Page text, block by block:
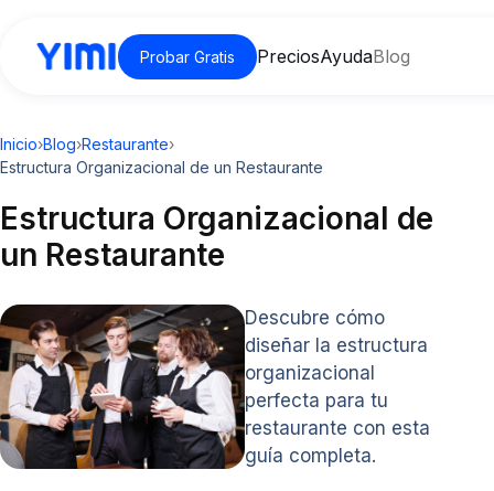
Probar Gratis PreciosAyudaBlog
Inicio›Blog›Restaurante›
Estructura Organizacional de un Restaurante
Estructura Organizacional de
un Restaurante
Descubre cómo
diseñar la estructura
organizacional
perfecta para tu
restaurante con esta
guía completa.